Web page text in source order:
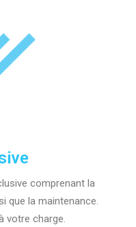
comprenant la
que la maintenance.
votre charge.